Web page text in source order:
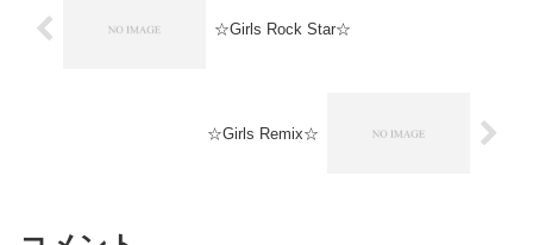
☆Girls Rock Star☆
☆Girls Remix☆